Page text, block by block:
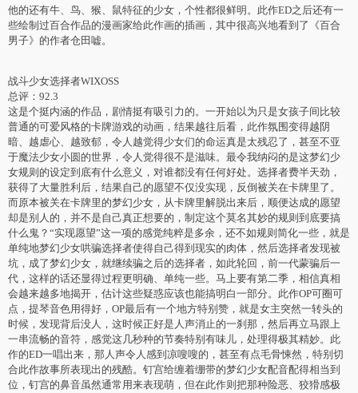
他的还有牛、鸟、猴、鼠特征的少女，个性都很鲜明。此作ED之后还有一
些绘制过百合作品的漫画家给此作画的插画，其中很高兴地看到了《百合
男子》的作者仓田嘘。
战斗少女选择者WIXOSS
总评：92.3
这是个挺内涵的作品，剧情挺有吸引力的。一开始以为只是女孩子间比较
普通的可爱风格的卡牌游戏的动画，结果越往后看，此作氛围变得越阴
暗、越虐心、越致郁，令人越觉得少女们的命运真是太残忍了，甚至不亚
于魔法少女小圆的世界，令人觉得很不是滋味。最令我纳闷的是这梦幻少
女规则的设定到底有什么意义，对谁都没有任何好处。选择者费半天劲，
获得了大量胜利后，结果自己的愿望不仅没实现，反倒被关在卡牌里了。
而原本被关在卡牌里的梦幻少女，从卡牌里解脱出来后，顺便达成的愿望
却是别人的，并不是自己真正想要的，制定这个莫名其妙的规则到底要搞
什么鬼？“实现愿望”这一项的感觉纯粹是多余，还不如规则简化一些，就是
单纯地梦幻少女哄骗选择者使得自己得到现实的肉体，然后选择者发现被
坑，成了梦幻少女，就继续骗之后的选择者，如此轮回，前一代蒙骗后一
代，这样的话还显得过程更明确、单纯一些。马上要有第二季，相信真相
会越来越多地揭开，估计这些疑惑应该也能搞明白一部分。此作OP可圈可
点，提琴音色用得好，OP最后有一个地方特别赞，就是女主突然一转头的
时候，发现背后没人，这时候正好是人声消止的一刹那，然后再立马跟上
一串流畅的音符，感觉这几秒种的节奏特别有味儿，处理得极其精妙。此
作的ED一唱出来，那人声令人感到凉嗖嗖的，甚至有点毛骨悚然，特别切
合此作故事所表现出的残酷。钉宫给缠着绷带的梦幻少女配音配得相当到
位，钉宫的鼻音虽然通常用来表现萌，但在此作则把那种险恶、狡猾感极